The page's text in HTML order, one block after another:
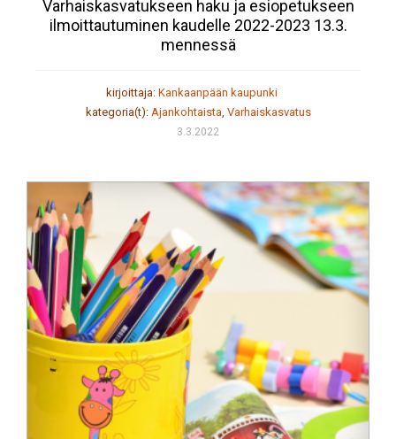
Varhaiskasvatukseen haku ja esiopetukseen
ilmoittautuminen kaudelle 2022-2023 13.3.
mennessä
kirjoittaja: Kankaanpään kaupunki
kategoria(t): Ajankohtaista, Varhaiskasvatus
3.3.2022